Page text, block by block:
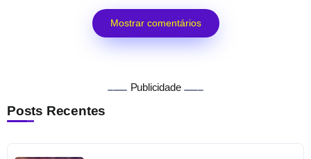
Mostrar comentários
Publicidade
Posts Recentes